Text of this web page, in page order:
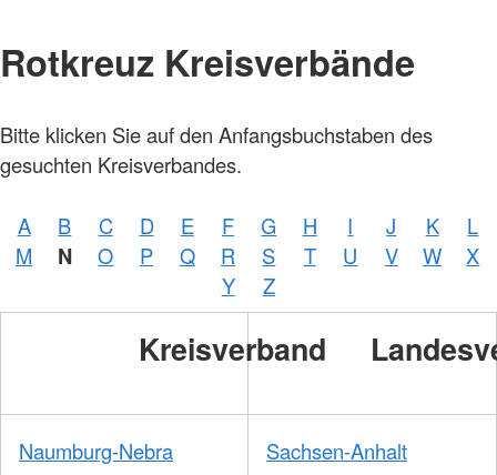
Rotkreuz Kreisverbände
Bitte klicken Sie auf den Anfangsbuchstaben des
gesuchten Kreisverbandes.
A B C D E F G H I J K
L
M
N O P Q R S T U V W
X
Y
Z
Kreisverband
Naumburg-Nebra Sachsen-Anhalt